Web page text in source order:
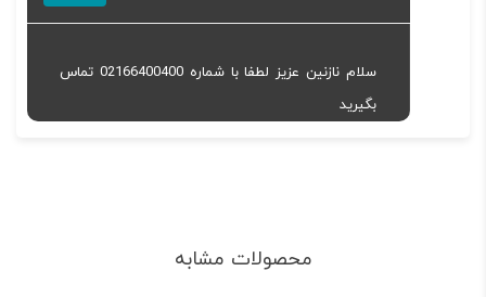
سلام نازنین عزیز لطفا با شماره 02166400400 تماس
بگیرید
محصولات مشابه